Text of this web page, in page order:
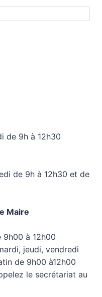
de 9h à 12h30
de 9h à 12h30 et de
Maire
à 12h00
jeudi, vendredi
de 9h00 à12h00
le secrétariat au